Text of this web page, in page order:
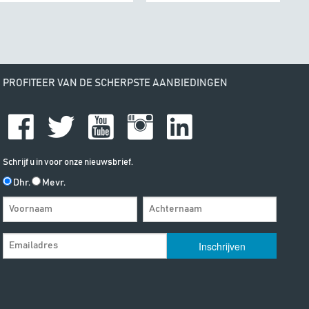
PROFITEER VAN DE SCHERPSTE AANBIEDINGEN
Schrijf u in voor onze nieuwsbrief.
Dhr. Mevr.